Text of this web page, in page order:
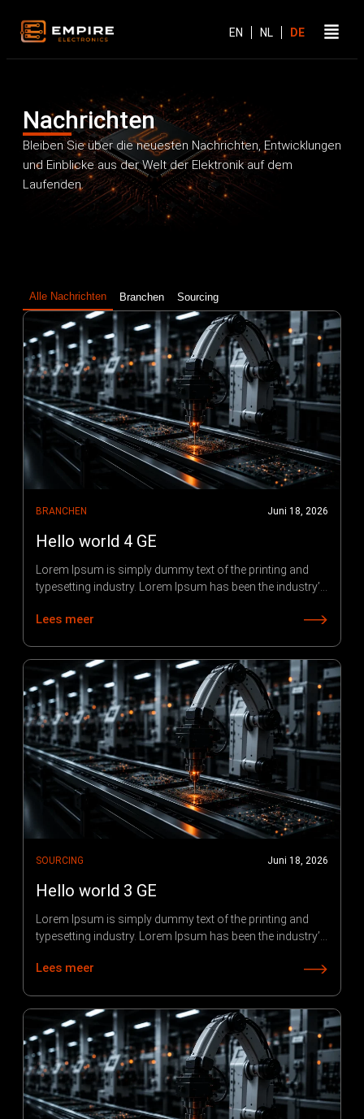
Nachrichten
Bleiben Sie über die neuesten Nachrichten, Entwicklungen
und Einblicke aus der Welt der Elektronik auf dem
Laufenden.
Branchen Sourcing
Alle Nachrichten
BRANCHEN Juni 18, 2026
Hello world 4 GE
Lorem Ipsum is simply dummy text of the printing and
typesetting industry. Lorem Ipsum has been the industry’s
Letraset and James
Lees meer
SOURCING Juni 18, 2026
Hello world 3 GE
Lorem Ipsum is simply dummy text of the printing and
typesetting industry. Lorem Ipsum has been the industry’s
Letraset and James
Lees meer